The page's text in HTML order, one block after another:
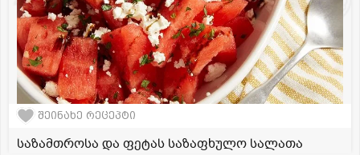
შეინახე რეცეპტი
საზამთროსა და ფეტას საზაფხულო სალათა